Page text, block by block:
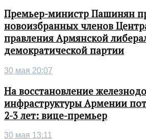
Премьер-министр Пашинян
новоизбранных членов
правления Армянской
демократической партии
30 мая 20:07
На восстановление
инфраструктуры Армении
2-3 лет: вице-премьер
30 мая 13:11